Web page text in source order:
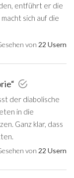
entführt er die
sich auf die
von 22 Usern
der diabolische
in die
Ganz klar, dass
von 22 Usern